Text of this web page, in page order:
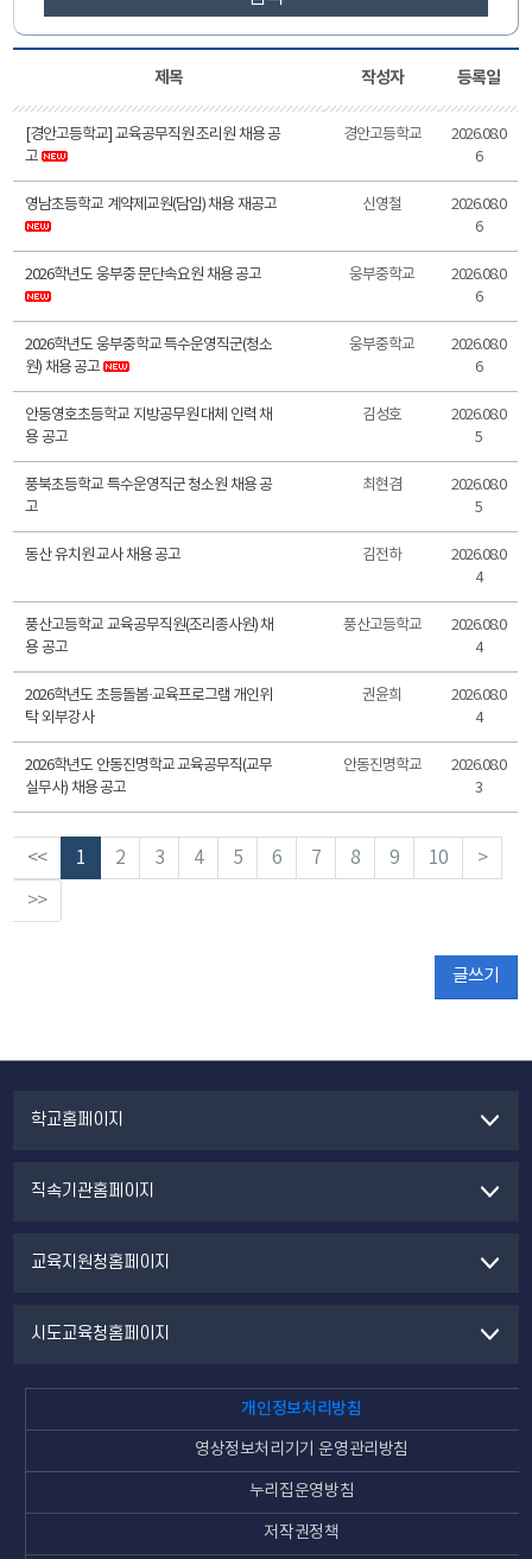
제목 작성자 등록일
[경안고등학교] 교육공무직원 조리원 채용 공
고
경안고등학교
2026.08.0
6
영남초등학교 계약제교원(담임) 채용 재공고 신영철
2026.08.0
6
2026학년도 웅부중 문단속요원 채용 공고 웅부중학교
2026.08.0
6
2026학년도 웅부중학교 특수운영직군(청소
원) 채용 공고
웅부중학교
2026.08.0
6
안동영호초등학교 지방공무원 대체 인력 채
용 공고
김성호
2026.08.0
5
풍북초등학교 특수운영직군 청소원 채용 공
고
최현겸
2026.08.0
5
동산 유치원 교사 채용 공고 김전하
2026.08.0
4
풍산고등학교 교육공무직원(조리종사원) 채
용 공고
풍산고등학교
2026.08.0
4
2026학년도 초등돌봄·교육프로그램 개인위
탁 외부강사
권윤희
2026.08.0
4
2026학년도 안동진명학교 교육공무직(교무
실무사) 채용 공고
안동진명학교
2026.08.0
3
<< 1 2 3 4 5 6 7 8 9 10
>
>>
글쓰기
학교홈페이지
직속기관홈페이지
교육지원청홈페이지
시도교육청홈페이지
개인정보처리방침
영상정보처리기기 운영관리방침
누리집운영방침
저작권정책